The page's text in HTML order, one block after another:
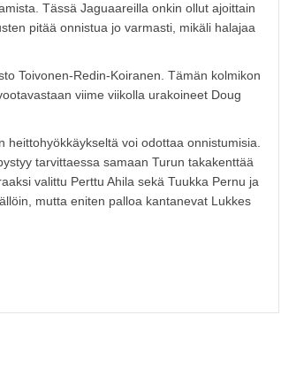
Tässä Jaguaareilla onkin ollut ajoittain
pitää onnistua jo varmasti, mikäli halajaa
Toivonen-Redin-Koiranen. Tämän kolmikon
viime viikolla urakoineet Doug
voi odottaa onnistumisia.
tarvittaessa samaan Turun takakenttää
valittu Perttu Ahila sekä Tuukka Pernu ja
mutta eniten palloa kantanevat Lukkes